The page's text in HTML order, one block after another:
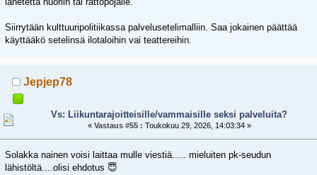
Siirrytään kulttuuripolitiikassa palvelusetelimalliin. Saa jokainen päättää
käyttääkö setelinsä ilotaloihin vai teattereihin.
Jepjep78
Vs: Liikuntarajoitteisille/vammaisille seksi palveluita?
« Vastaus #55 : Toukokuu 29, 2026, 14:03:34 »
Solakka nainen voisi laittaa mulle viestiä..... mieluiten pk-seudun
lähistöltä....olisi ehdotus 😇